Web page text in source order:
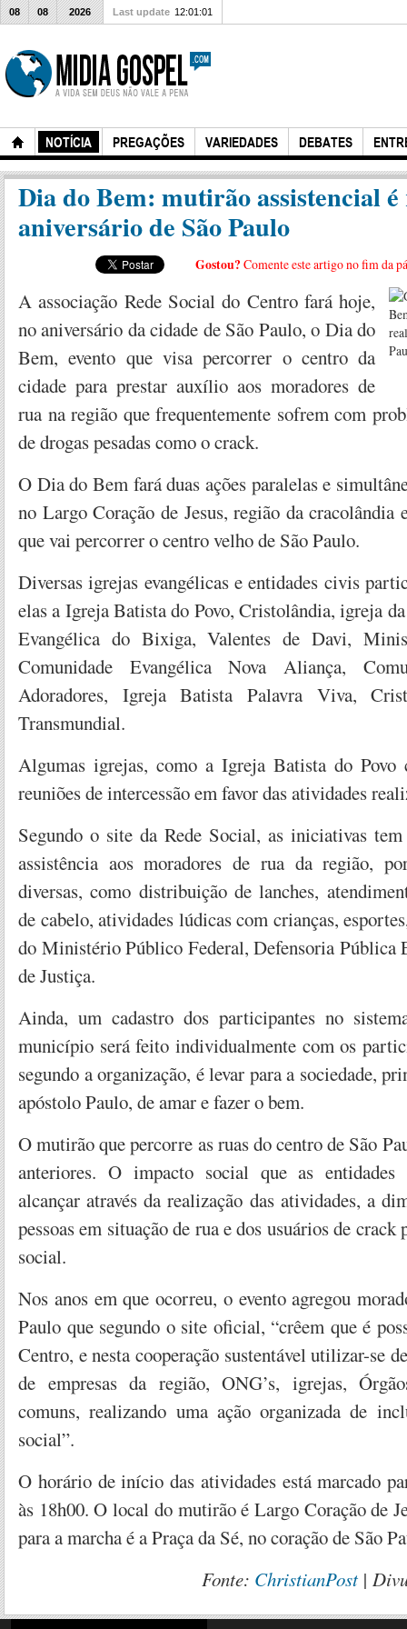
NOTÍCIA PREGAÇÕES VARIEDADES DEBATES
08 08 2026 Last update 12:01:01
Dia do Bem: mutirão assistencial
aniversário de São Paulo
Gostou? Comente este artigo no fim da
A associação Rede Social do Centro fará hoje,
no aniversário da cidade de São Paulo, o Dia do
Bem, evento que visa percorrer o centro da
cidade para prestar auxílio aos moradores de
rua na região que frequentemente sofrem com
de drogas pesadas como o crack.
O Dia do Bem fará duas ações paralelas e
no Largo Coração de Jesus, região da
que vai percorrer o centro velho de São Paulo.
Diversas igrejas evangélicas e entidades civis
elas a Igreja Batista do Povo, Cristolândia, igreja
Evangélica do Bixiga, Valentes de Davi,
Comunidade Evangélica Nova Aliança,
Adoradores, Igreja Batista Palavra Viva,
Transmundial.
Algumas igrejas, como a Igreja Batista do Povo
reuniões de intercessão em favor das atividades
Segundo o site da Rede Social, as iniciativas
assistência aos moradores de rua da região,
diversas, como distribuição de lanches,
de cabelo, atividades lúdicas com crianças,
do Ministério Público Federal, Defensoria Pública
de Justiça.
Ainda, um cadastro dos participantes no
município será feito individualmente com os
segundo a organização, é levar para a sociedade,
apóstolo Paulo, de amar e fazer o bem.
O mutirão que percorre as ruas do centro de São
anteriores. O impacto social que as entidades
alcançar através da realização das atividades, a
pessoas em situação de rua e dos usuários de
social.
Nos anos em que ocorreu, o evento agregou
Paulo que segundo o site oficial, “crêem que é
Centro, e nesta cooperação sustentável utilizar-se
de empresas da região, ONG’s, igrejas,
comuns, realizando uma ação organizada de
social”.
O horário de início das atividades está marcado
às 18h00. O local do mutirão é Largo Coração de
para a marcha é a Praça da Sé, no coração de São
Fonte: ChristianPost |